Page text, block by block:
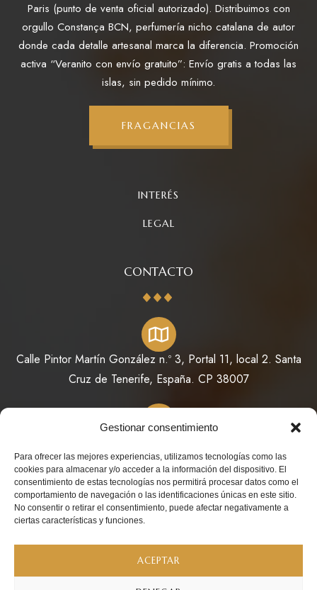
Gestionar consentimiento
Para ofrecer las mejores experiencias, utilizamos tecnologías como las
cookies para almacenar y/o acceder a la información del dispositivo. El
consentimiento de estas tecnologías nos permitirá procesar datos como el
comportamiento de navegación o las identificaciones únicas en este sitio.
No consentir o retirar el consentimiento, puede afectar negativamente a
ciertas características y funciones.
ACEPTAR
Paris (punto de venta oficial autorizado). Distribuimos con
orgullo Constança BCN, perfumería nicho catalana de autor
donde cada detalle artesanal marca la diferencia. Promoción
activa “Veranito con envío gratuito”: Envío gratis a todas las
islas, sin pedido mínimo.
FRAGANCIAS
INTERÉS
LEGAL
CONTACTO
Calle Pintor Martín González n.º 3, Portal 11, local 2. Santa
Cruz de Tenerife, España. CP 38007
info@perfumesdeoriente.es